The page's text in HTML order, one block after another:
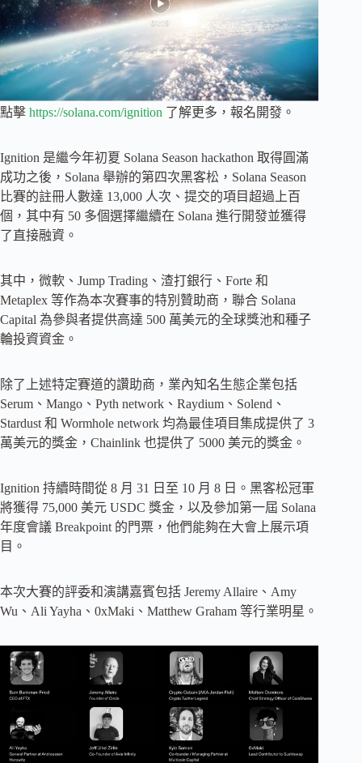
點擊 https://solana.com/ignition 了解更多，報名開發。
Ignition 是繼今年初夏 Solana Season hackathon 取得圓滿
成功之後，Solana 舉辦的第四次黑客松，Solana Season
比賽的註冊人數達 13,000 人次、提交的項目超過上百
個，其中有 50 多個選擇繼續在 Solana 進行開發並獲得
了直接融資。
其中，微軟、Jump Trading、渣打銀行、Forte 和
Metaplex 等作為本次賽事的特別贊助商，聯合 Solana
Capital 為參與者提供高達 500 萬美元的全球獎池和種子
輪投資資金。
除了上述特定賽道的讚助商，業內知名生態企業包括
Serum、Mango、Pyth network、Raydium、Solend、
Stardust 和 Wormhole network 均為最佳項目集成提供了 3
萬美元的獎金，Chainlink 也提供了 5000 美元的獎金。
Ignition 持續時間從 8 月 31 日至 10 月 8 日。黑客松冠軍
將獲得 75,000 美元 USDC 獎金，以及參加第一屆 Solana
年度會議 Breakpoint 的門票，他們能夠在大會上展示項
目。
本次大賽的評委和演講嘉賓包括 Jeremy Allaire、Amy
Wu、Ali Yayha、0xMaki、Matthew Graham 等行業明星。